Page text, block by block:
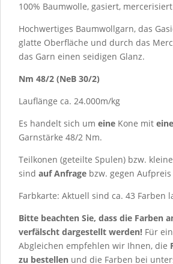
100% Baumwolle, gasiert, mercerisiert
Hochwertiges Baumwollgarn, das
glatte Oberfläche und durch das
das Garn einen seidigen Glanz.
Nm 48/2 (NeB 30/2)
Lauflänge ca. 24.000m/kg
Es handelt sich um eine Kone mit
Garnstärke 48/2 Nm.
Teilkonen (geteilte Spulen) bzw.
sind auf Anfrage bzw. gegen
Farbkarte: Aktuell sind ca. 43 Farben
Bitte beachten Sie, dass die Farben
verfälscht dargestellt werden! Für
Abgleichen empfehlen wir Ihnen, die
zu bestellen und die Farben bei